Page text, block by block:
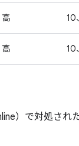
高 10
高 10
）で対処され